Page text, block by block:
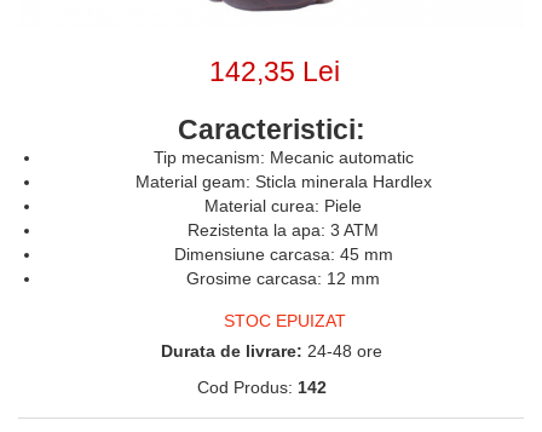
142,35 Lei
Caracteristici:
Tip mecanism: Mecanic automatic
Material geam: Sticla minerala Hardlex
Material curea: Piele
Rezistenta la apa: 3 ATM
Dimensiune carcasa: 45 mm
Grosime carcasa: 12 mm
STOC EPUIZAT
Durata de livrare: 24-48 ore
Cod Produs: 142